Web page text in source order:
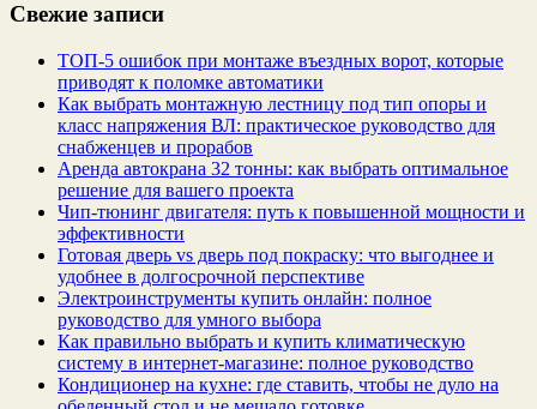
Свежие записи
ТОП-5 ошибок при монтаже въездных ворот, которые
приводят к поломке автоматики
Как выбрать монтажную лестницу под тип опоры и
класс напряжения ВЛ: практическое руководство для
снабженцев и прорабов
Аренда автокрана 32 тонны: как выбрать оптимальное
решение для вашего проекта
Чип‑тюнинг двигателя: путь к повышенной мощности и
эффективности
Готовая дверь vs дверь под покраску: что выгоднее и
удобнее в долгосрочной перспективе
Электроинструменты купить онлайн: полное
руководство для умного выбора
Как правильно выбрать и купить климатическую
систему в интернет‑магазине: полное руководство
Кондиционер на кухне: где ставить, чтобы не дуло на